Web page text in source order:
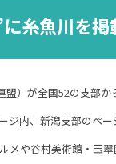
糸魚川を
） が全国52の支部か
ジ内、新潟支部のペー
や谷村美術館・玉翠